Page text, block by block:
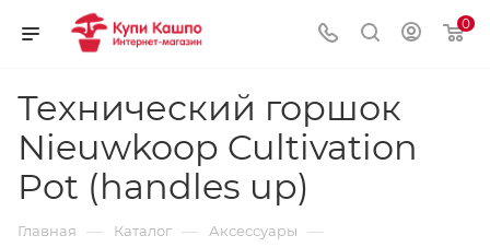
0
Технический горшок
Nieuwkoop Cultivation
Pot (handles up)
Главная — Каталог — Аксессуары —